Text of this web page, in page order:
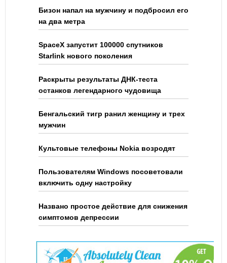
Бизон напал на мужчину и подбросил его
на два метра
SpaceX запустит 100000 спутников
Starlink нового поколения
Раскрыты результаты ДНК-теста
останков легендарного чудовища
Бенгальский тигр ранил женщину и трех
мужчин
Культовые телефоны Nokia возродят
Пользователям Windows посоветовали
включить одну настройку
Названо простое действие для снижения
симптомов депрессии